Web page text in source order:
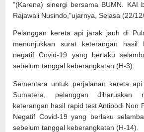
"(Karena) sinergi bersama BUMN. KAI
Rajawali Nusindo,"ujarnya, Selasa (22/
Pelanggan kereta api jarak jauh di
menunjukkan surat keterangan hasil
negatif Covid-19 yang berlaku
sebelum tanggal keberangkatan (H-3).
Sementara untuk perjalanan kereta
Sumatera, pelanggan diharuskan
keterangan hasil rapid test Antibodi Non
Negatif Covid-19 yang berlaku
sebelum tanggal keberangkatan (H-14).